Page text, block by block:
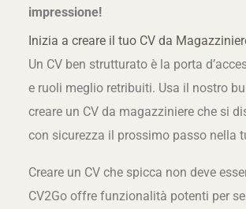
impressione!
Inizia a creare il tuo CV da
Un CV ben strutturato è la porta
e ruoli meglio retribuiti. Usa il nostro
creare un CV da magazziniere che si
con sicurezza il prossimo passo nella
Creare un CV che spicca non deve
CV2Go offre funzionalità potenti per